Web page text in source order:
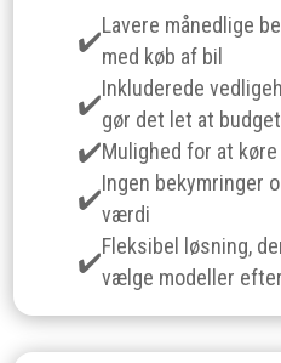
Lavere månedlige
med køb af bil
Inkluderede
gør det let at
Mulighed for at
Ingen bekymringer
værdi
Fleksibel løsning,
vælge modeller